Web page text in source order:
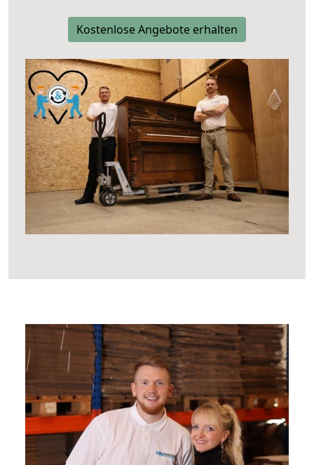
Kostenlose Angebote erhalten